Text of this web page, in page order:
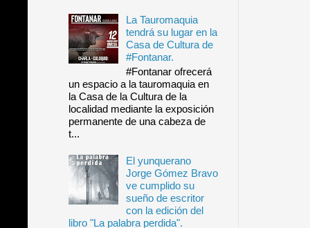
La Tauromaquia
tendrá su lugar en la
Casa de Cultura de
#Fontanar.
#Fontanar ofrecerá
un espacio a la tauromaquia en
la Casa de la Cultura de la
localidad mediante la exposición
permanente de una cabeza de
t...
El yunquerano
Jorge Gómez Bravo
ve cumplido su
sueño de escritor
con la edición del
libro "La palabra perdida".